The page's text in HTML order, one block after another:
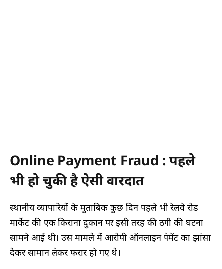
Online Payment Fraud : पहले
भी हो चुकी है ऐसी वारदात
स्थानीय व्यापारियों के मुताबिक कुछ दिन पहले भी रेलवे रोड
मार्केट की एक किराना दुकान पर इसी तरह की ठगी की घटना
सामने आई थी। उस मामले में आरोपी ऑनलाइन पेमेंट का झांसा
देकर सामान लेकर फरार हो गए थे।